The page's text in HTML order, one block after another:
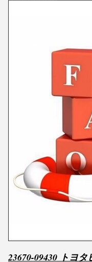
23670-09430 トヨ